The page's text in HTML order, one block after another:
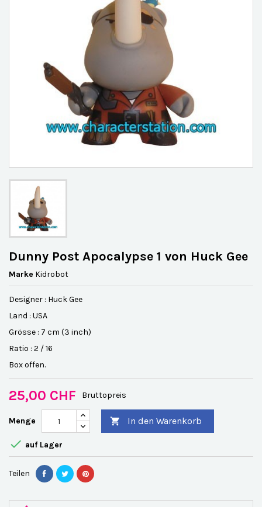
Dunny Post Apocalypse 1 von Huck Gee
Marke Kidrobot
Designer : Huck Gee
Land : USA
Grösse : 7 cm (3 inch)
Ratio : 2 / 16
Box offen.
25,00 CHF Bruttopreis
Menge  In den Warenkorb
 auf Lager
Teilen